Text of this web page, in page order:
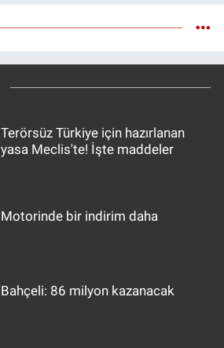
Terörsüz Türkiye için hazırlanan
yasa Meclis'te! İşte maddeler
Motorinde bir indirim daha
Bahçeli: 86 milyon kazanacak